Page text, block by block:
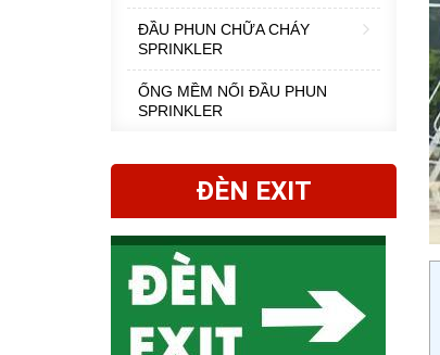
ĐẦU PHUN CHỮA CHÁY
SPRINKLER
ỐNG MỀM NỐI ĐẦU PHUN
SPRINKLER
ĐÈN EXIT